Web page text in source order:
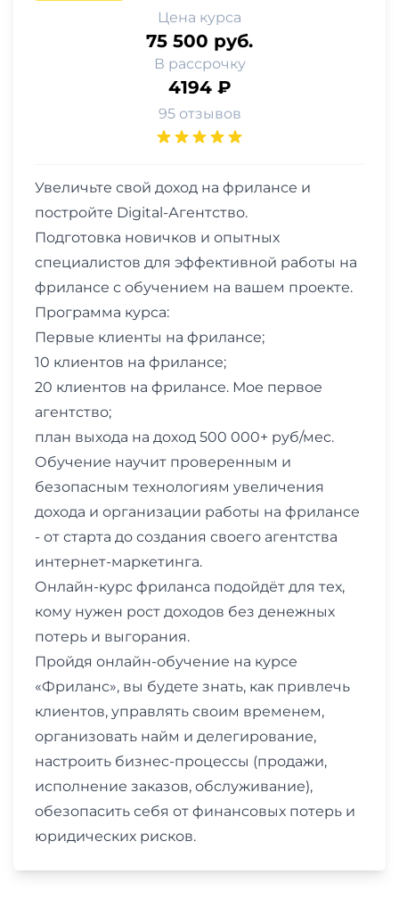
Цена курса
75 500 руб.
В рассрочку
4194 ₽
95 отзывов
Увеличьте свой доход на фрилансе и
постройте Digital-Агентство.
Подготовка новичков и опытных
специалистов для эффективной работы на
фрилансе с обучением на вашем проекте.
Программа курса:
Первые клиенты на фрилансе;
10 клиентов на фрилансе;
20 клиентов на фрилансе. Мое первое
агентство;
план выхода на доход 500 000+ руб/мес.
Обучение научит проверенным и
безопасным технологиям увеличения
дохода и организации работы на фрилансе
- от старта до создания своего агентства
интернет-маркетинга.
Онлайн-курс фриланса подойдёт для тех,
кому нужен рост доходов без денежных
потерь и выгорания.
Пройдя онлайн-обучение на курсе
«Фриланс», вы будете знать, как привлечь
клиентов, управлять своим временем,
организовать найм и делегирование,
настроить бизнес-процессы (продажи,
исполнение заказов, обслуживание),
обезопасить себя от финансовых потерь и
юридических рисков.